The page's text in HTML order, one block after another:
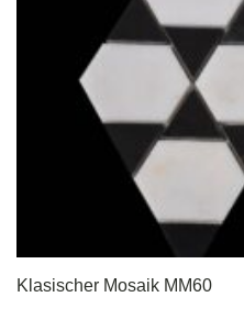
Klasischer Mosaik MM60